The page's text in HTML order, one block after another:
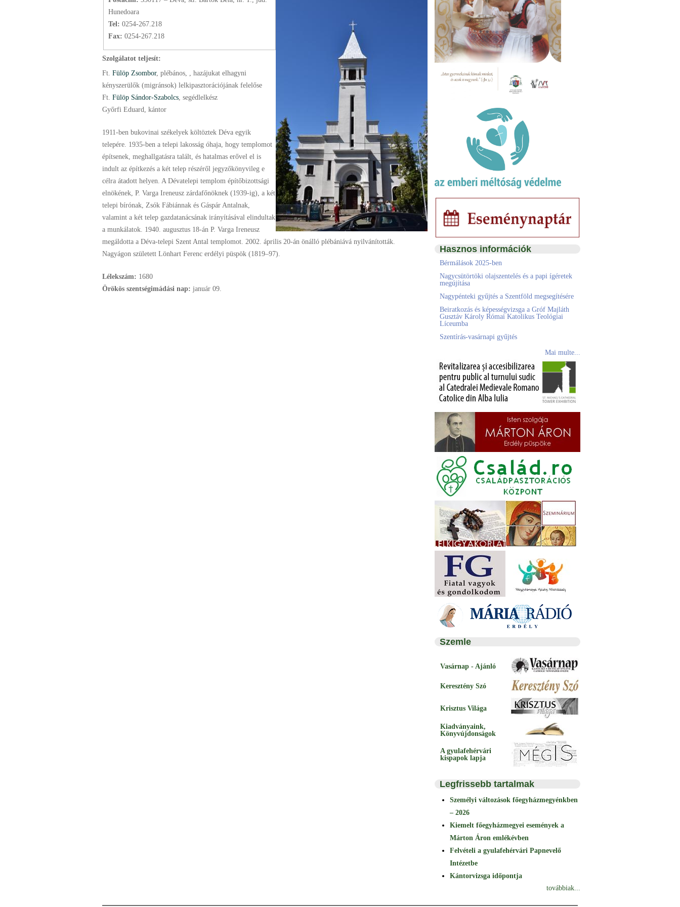
Hunedoara
Tel: 0254-267.218
Fax: 0254-267.218
Szolgálatot teljesít:
Ft. Fülöp Zsombor, plébános , , hazájukat elhagyni
kényszerülők (migránsok) lelkipasztorációjának felelőse
Ft. Fülöp Sándor-Szabolcs , segédlelkész
Győrfi Eduard, kántor
1911-ben bukovinai székelyek költöztek Déva egyik
telepére. 1935-ben a telepi lakosság óhaja, hogy templomot
építsenek, meghallgatásra talált, és hatalmas erővel el is
indult az építkezés a két telep részéről jegyzőkönyvileg e
célra átadott helyen. A Dévatelepi templom építőbizottsági
elnökének, P. Varga Ireneusz zárdafőnöknek (1939-ig), a két
telepi bírónak, Zsók Fábiánnak és Gáspár Antalnak,
valamint a két telep gazdatanácsának irányításával elindultak
a munkálatok. 1940. augusztus 18-án P. Varga Ireneusz
megáldotta a Déva-telepi Szent Antal templomot. 2002. április 20-án önálló plébániává nyilvánították.
Nagyágon született Lönhart Ferenc erdélyi püspök (1819–97).
Lélekszám: 1680
Örökös szentségimádási nap: január 09.
Hasznos információk
Bérmálások 2025-ben
Nagycsütörtöki olajszentelés és a papi ígéretek
megújítása
Nagypénteki gyűjtés a Szentföld megsegítésére
Beiratkozás és képességvizsga a Gróf Majláth
Gusztáv Károly Római Katolikus Teológiai
Líceumba
Szentírás-vasárnapi gyűjtés
Mai multe...
Szemle
Vasárnap - Ajánló
Keresztény Szó
Krisztus Világa
Kiadványaink,
Könyvújdonságok
A gyulafehérvári
kispapok lapja
Legfrissebb tartalmak
Személyi változások főegyházmegyénkben
– 2026
Kiemelt főegyházmegyei események a
Márton Áron emlékévben
Felvételi a gyulafehérvári Papnevelő
Intézetbe
Kántorvizsga időpontja
továbbiak...